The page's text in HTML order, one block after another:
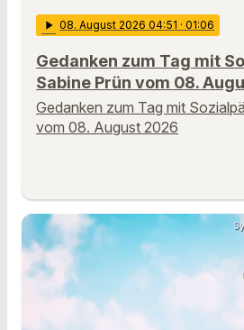
play_arrow 08. August 2026 04:51 · 01:06
Gedanken zum Tag mit
Sabine Prün vom 08.
Gedanken zum Tag mit
vom 08. August 2026